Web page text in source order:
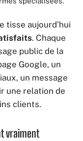
tisse aujourd’hui
. Chaque
public de la
Google, un
un message
une relation de
clients.
vraiment